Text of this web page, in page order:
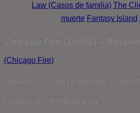
Law (Casos de familia) The
muerte Fantasy Island
(Chicago Fire)